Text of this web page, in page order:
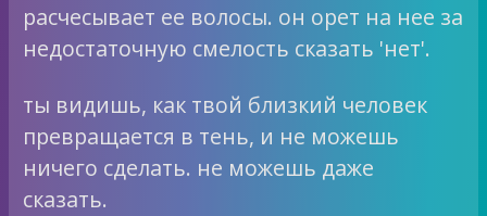
расчесывает ее волосы. он орет на нее за
недостаточную смелость сказать 'нет'.
ты видишь, как твой близкий человек
превращается в тень, и не можешь
ничего сделать. не можешь даже
сказать.